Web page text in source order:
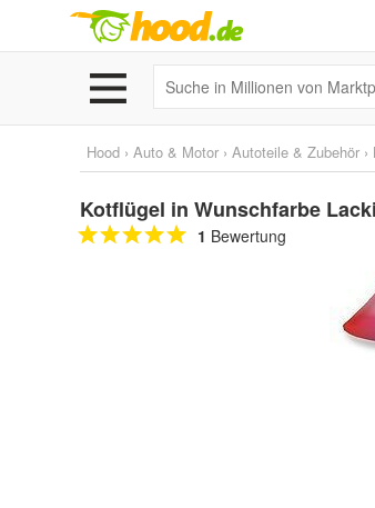
Hood › Auto & Motor › Autoteile & Zubehör ›
Kotflügel in Wunschfarbe
1 Bewertung